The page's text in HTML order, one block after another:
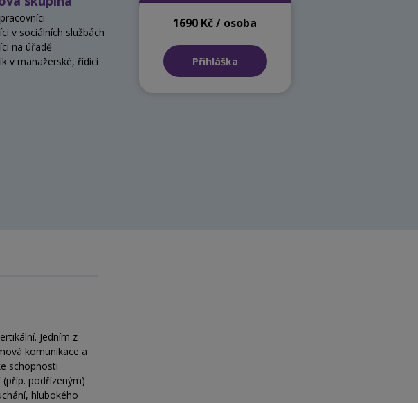
v sociálních službách
na úřadě
v manažerské, řídicí
1690 Kč / osoba
Přihláška
Jedním z
komunikace a
schopnosti
podřízeným)
hlubokého